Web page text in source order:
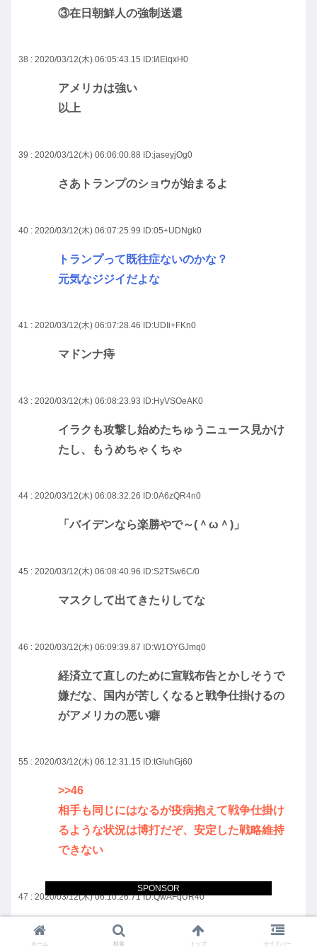
SPONSOR
③在日朝鮮人の強制送還
38 : 2020/03/12(木) 06:05:43.15 ID:I/iEiqxH0
アメリカは強い
以上
39 : 2020/03/12(木) 06:06:00.88 ID:jaseyjOg0
さあトランプのショウが始まるよ
40 : 2020/03/12(木) 06:07:25.99 ID:05+UDNgk0
トランプって既往症ないのかな？
元気なジジイだよな
41 : 2020/03/12(木) 06:07:28.46 ID:UDIi+FKn0
マドンナ痔
43 : 2020/03/12(木) 06:08:23.93 ID:HyVSOeAK0
イラクも攻撃し始めたちゅうニュース見かけ
たし、もうめちゃくちゃ
44 : 2020/03/12(木) 06:08:32.26 ID:0A6zQR4n0
「バイデンなら楽勝やで～(＾ω＾)」
45 : 2020/03/12(木) 06:08:40.96 ID:S2TSw6C/0
マスクして出てきたりしてな
46 : 2020/03/12(木) 06:09:39.87 ID:W1OYGJmq0
経済立て直しのために宣戦布告とかしそうで
嫌だな、国内が苦しくなると戦争仕掛けるの
がアメリカの悪い癖
55 : 2020/03/12(木) 06:12:31.15 ID:tGluhGj60
>>46
相手も同じにはなるが疫病抱えて戦争仕掛け
るような状況は博打だぞ、安定した戦略維持
できない
47 : 2020/03/12(木) 06:10:26.71ID:QwAFqUR40
引き籠る世界
ホーム 検索 トップ サイドバー